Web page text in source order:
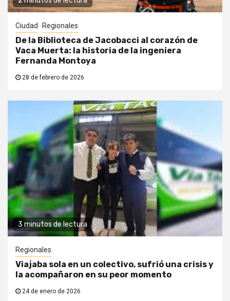
Ciudad Regionales
De la Biblioteca de Jacobacci al corazón de
Vaca Muerta: la historia de la ingeniera
Fernanda Montoya
28 de febrero de 2026
3 minutos de lectura
Regionales
Viajaba sola en un colectivo, sufrió una crisis y
la acompañaron en su peor momento
24 de enero de 2026